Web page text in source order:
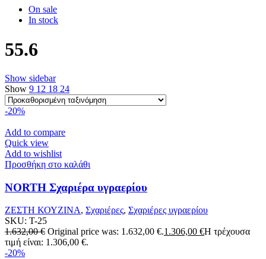
On sale
In stock
55.6
Show sidebar
Show 9 12 18 24
-20%
Add to compare
Quick view
Add to wishlist
Προσθήκη στο καλάθι
NORTH Σχαριέρα υγραερίου
ΖΕΣΤΗ ΚΟΥΖΙΝΑ, Σχαριέρες, Σχαριέρες υγραερίου
SKU: T-25
1.632,00€ Original price was: 1.632,00 €.1.306,00 €Η τρέχουσα
τιμή είναι: 1.306,00 €.
-20%